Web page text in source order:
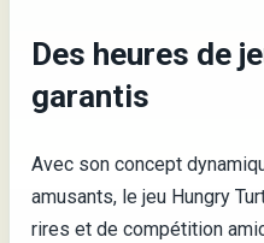
Des heures de
garantis
Avec son concept
amusants, le jeu Hungry
rires et de compétition